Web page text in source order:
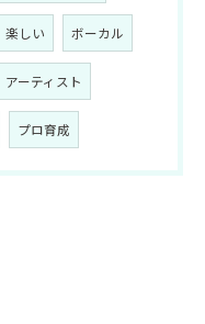
楽しい ボーカル
アーティスト
プロ育成